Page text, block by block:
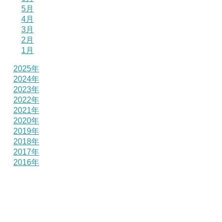
5月
4月
3月
2月
1月
2025年
2024年
2023年
2022年
2021年
2020年
2019年
2018年
2017年
2016年